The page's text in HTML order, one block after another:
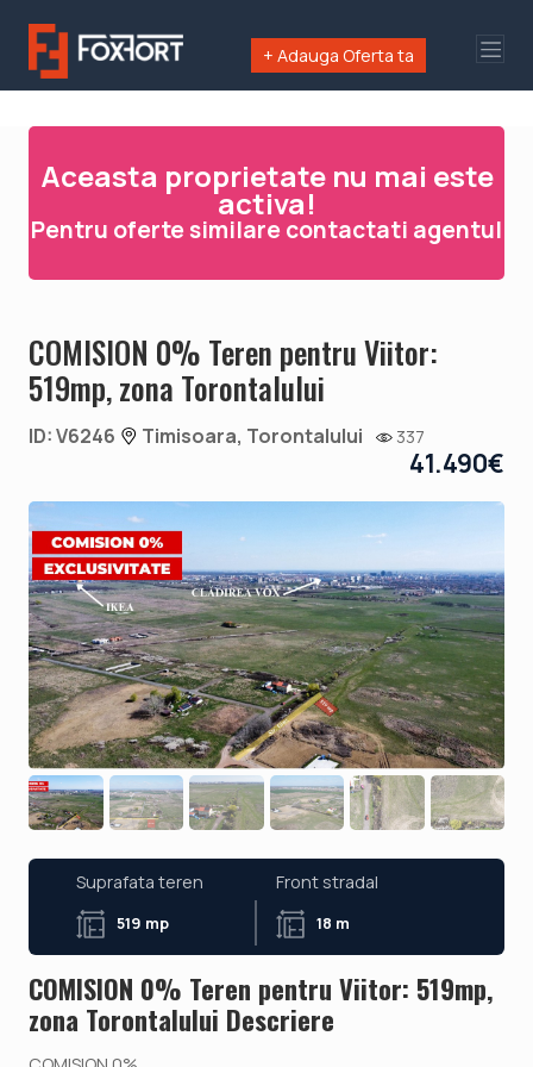
+ Adauga Oferta ta
Aceasta proprietate nu mai este
activa!
Pentru oferte similare contactati agentul
COMISION 0% Teren pentru Viitor:
519mp, zona Torontalului
ID: V6246 Timisoara, Torontalului 337
41.490€
Suprafata teren
519 mp
Front stradal
18 m
COMISION 0% Teren pentru Viitor: 519mp,
zona Torontalului Descriere